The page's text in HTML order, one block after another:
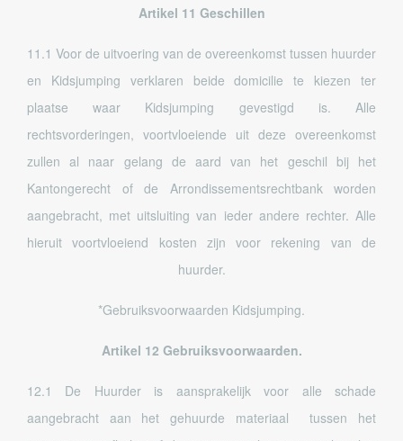
Artikel 11 Geschillen
11.1 Voor de uitvoering van de overeenkomst tussen huurder
en Kidsjumping verklaren beide domicilie te kiezen ter
plaatse waar Kidsjumping gevestigd is. Alle
rechtsvorderingen, voortvloeiende uit deze overeenkomst
zullen al naar gelang de aard van het geschil bij het
Kantongerecht of de Arrondissementsrechtbank worden
aangebracht, met uitsluiting van ieder andere rechter. Alle
hieruit voortvloeiend kosten zijn voor rekening van de
huurder.
*Gebruiksvoorwaarden Kidsjumping.
Artikel 12 Gebruiksvoorwaarden.
12.1 De Huurder is aansprakelijk voor alle schade
aangebracht aan het gehuurde materiaal tussen het